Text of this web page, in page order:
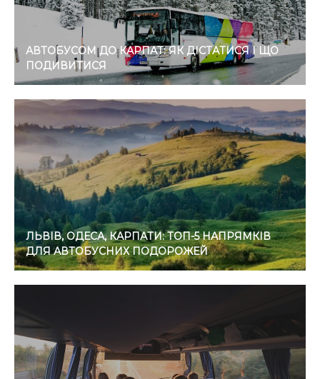
АВТОБУСОМ ДО КАРПАТ: ЯК ДІСТАТИСЯ І ЩО
ПОДИВИТИСЯ
ЛЬВІВ, ОДЕСА, КАРПАТИ: ТОП-5 НАПРЯМКІВ
ДЛЯ АВТОБУСНИХ ПОДОРОЖЕЙ